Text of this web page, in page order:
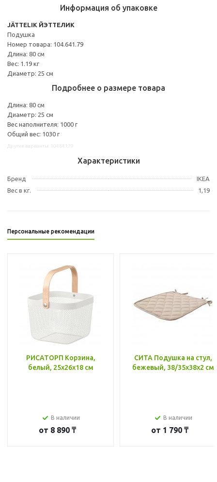
Информация об упаковке
JÄTTELIK ЙЭТТЕЛИК
Подушка
Номер товара: 104.641.79
Длина: 80 см
Вес: 1.19 кг
Диаметр: 25 см
Подробнее о размере товара
Длина: 80 см
Диаметр: 25 см
Вес наполнителя: 1000 г
Общий вес: 1030 г
Характеристики
Бренд
IKEA
Вес в кг.
1,19
Персональные рекомендации
РИСАТОРП Корзина,
белый, 25x26x18 см
В наличии
от 8 890 ₸
СИТА Подушка на стул,
бежевый, 38/35x38x2 см
В наличии
от 1 790 ₸